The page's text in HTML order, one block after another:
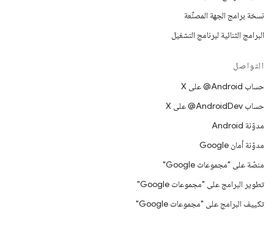
نسخة برامج الجهة المصنِّعة
البرامج الثنائية لبرنامج التشغيل
التواصل
حساب ‎@Android على X
حساب ‎@AndroidDev على X
مدوّنة Android
مدوّنة أمان Google
منصّة على "مجموعات Google"
تطوير البرامج على "مجموعات Google"
تكييف البرامج على "مجموعات Google"